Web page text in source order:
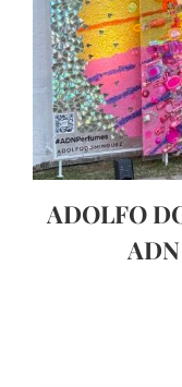
ADOLFO